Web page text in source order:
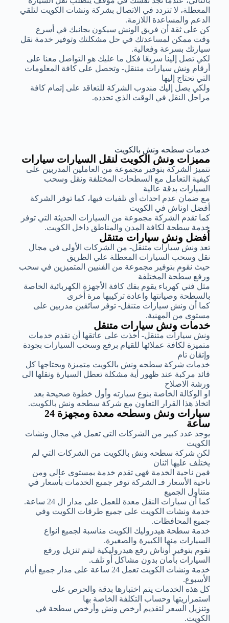
المعطلة، لا تتردد في الاتصال بشركة ونشات الكويت لتلقي
الدعم والمساعدة اللازمة.
كن على ثقة أن فريق الونش سيكون بجانبك في أسرع
وقت ممكن لمساعدتك في حل مشكلتك وتوفير خدمة نقل
سيارتك بسرعة وفعالية.
لكي تصل إلينا سريعًا فكل ما عليك هو التواصل معنا على
أرقام ونش سيارات متنقل- وتحصل على كافة المعلومات
التي تحتاج إليها
ولكي يصل إليك مندوب الشركة للتعاقد على إتمام كافة
مراحل النقل في الوقت الذي تحدده.
خدمات سطحه ونش بالكويت
مميزات ونش الكويت لنقل السيارات سيارات
تتميز الشركة بتوفير مجموعة من العاملين المدربين على
كيفية التعامل مع السطحات المختلفة ونقل وسحب
السيارات بدقة عالية
مع ضمان عدم احداث أي تلفيات فيها، كما توفر الشركة
أفضل اوناش في الكويت
كما تقدم الشركة مجموعة من السيارات الحديثة التي توفر
خدمة سطحة لكافة المدن والمناطق داخل الكويت.
أفضل ونش سيارات متنقل
تعد ونش سيارات متنقل- من الشركات الأولى في مجال
نقل وسحب السيارات المعطلة علي الطريق
حيث نقوم بتوفير مجموعة من الفنيين المتميزين في سحب
ورفع سطحة المختلفة
مثل فني كهرباء يقوم بفك كافة الأجهزة الكهربائية الخاصة
بالسطحة وصيانتها واعادة تركيبها مرة أخرى
كما أن ونش سيارات متنقل- توفر سائقين مدربين على
مستوى من المهنية.
خدمات ونش سيارات متنقل
ونش سيارات متنقل- أخذت على عاتقها أن تقدم خدمات
متميزة لكافة عملائها للقيام برفع وسحب السيارات بجودة
وإتقان تام
خدمات شركة سطحه ونش بالكويت متميزة ويحتاجها كل
قائد مركبة عند ظهور أية مشكلة تعطل السيارة ونقلها الى
ورشة الاصلاح
او الوكالة الخاصة بنوع سيارته وأول خطوة صحيحة بعد
اتخاذ هذا القرار التعاون مع شركة سطحه ونش بالكويت.
سيارات ونش وسطحه معدة ومجهزة 24
ساعة
يوجد عدد كبير من الشركات التي تعمل في مجال ونشات
الكويت
لكن شركة سطحه ونش بالكويت من الشركات التي لم
يختلف عليها اثنان
فمن ناحية الخدمة فهي تقدم خدمة بمستوى عالي ومن
ناحية الأسعار فـ الشركة توفر جميع الخدمات بأسعار في
متناول الجميع
كما أن سيارات النقل معدة للعمل على مدار ال 24 ساعة.
خدمة ونشات الكويت على جميع طرقات الكويت وفي
جميع المحافظات.
خدمة سطحة هيدروليك الكويت مناسبة لجميع انواع
السيارات منها الكبيرة والصغيرة.
نقوم بتوفير أوناش رفع هيدروليكية ليتم تنزيل ورفع
السيارات بأمان بدون مشاكل أو تلف.
خدمة ونشات الكويت تعمل 24 ساعة على مدار جميع أيام
الأسبوع.
كل هذه الخدمات يتم اختبارها بدقة والحرص على
استمراريتها وحساب التكلفة الخاصة بها
وتنزيل السعر لتقديم أرخص ونش وأرخص سطحة في
الكويت.